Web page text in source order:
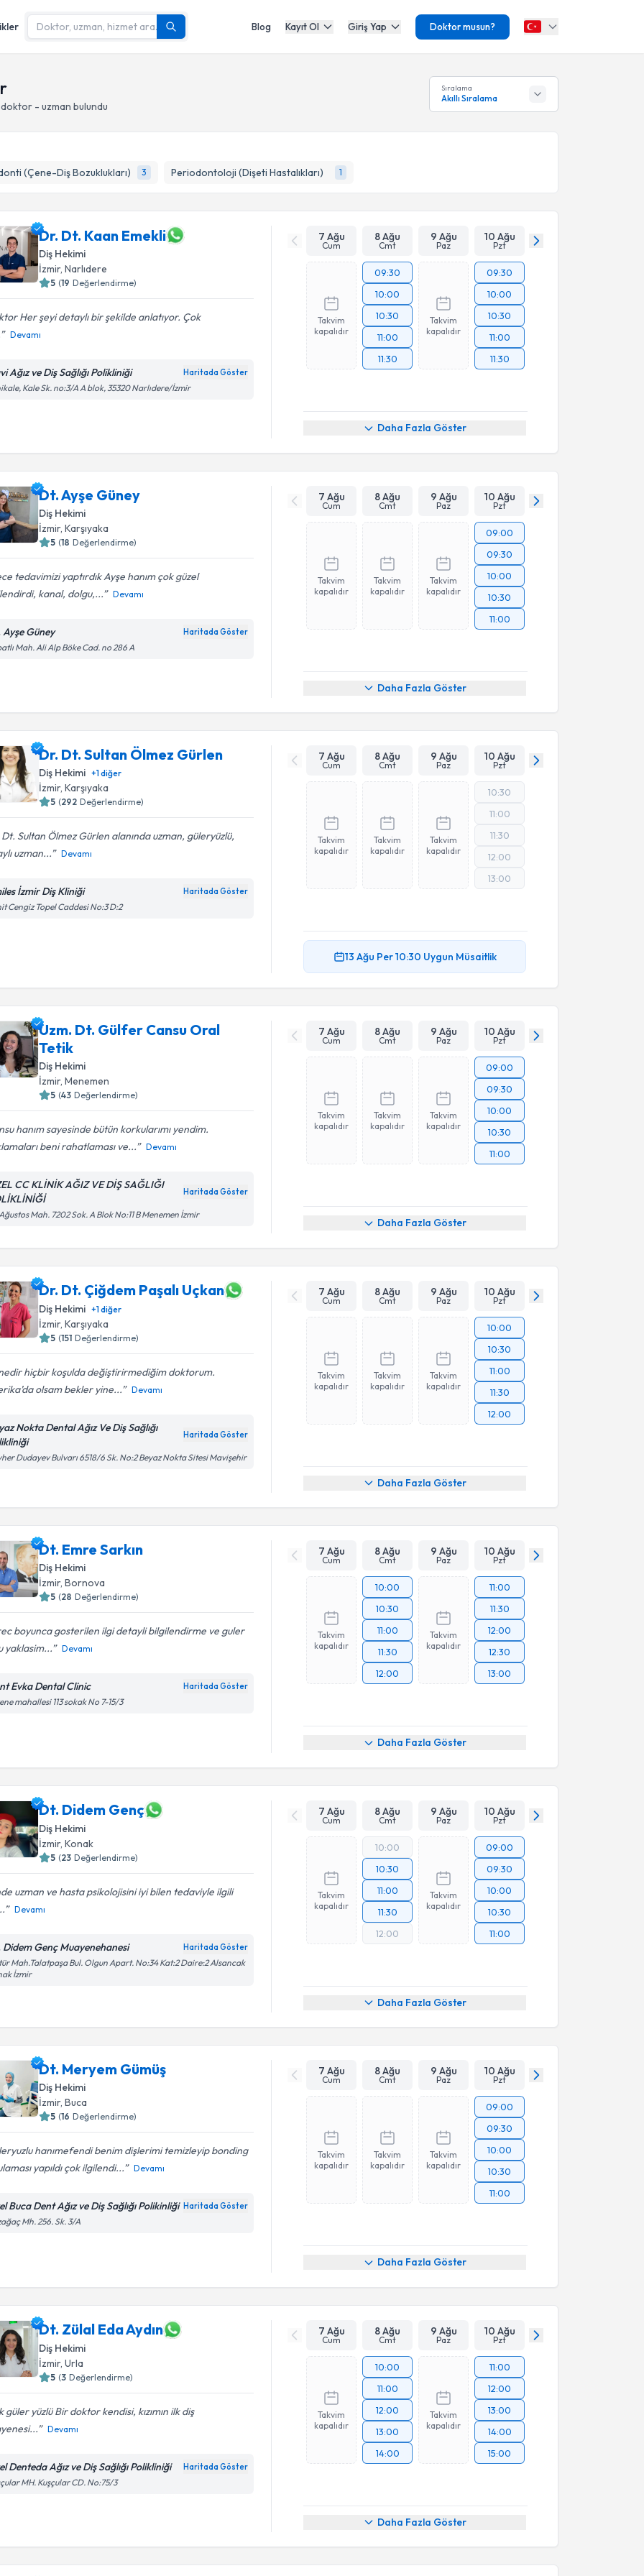
Blog Kayıt Ol Giriş Yap Doktor musun?
- uzman bulundu
Sıralama
Akıllı Sıralama
(Çene-Diş Bozuklukları) 3 Periodontoloji (Dişeti Hastalıkları) 1
Dr. Dt. Kaan Emekli
Diş Hekimi
İzmir, Narlıdere
5 (19 Değerlendirme)
Her şeyi detaylı bir şekilde anlatıyor. Çok
Devamı
Ağız ve Diş Sağlığı Polikliniği Haritada Göster
Kale Sk. no:3/A A blok, 35320 Narlıdere/İzmir
7 Ağu
Cum
8 Ağu
Cmt
9 Ağu
Paz
10 Ağu
Pzt
Takvim
kapalıdır
09:30
10:00
10:30
11:00
11:30
Takvim
kapalıdır
09:30
10:00
10:30
11:00
11:30
Daha Fazla Göster
Dt. Ayşe Güney
Diş Hekimi
İzmir, Karşıyaka
5 (18 Değerlendirme)
tedavimizi yaptırdık Ayşe hanım çok güzel
kanal, dolgu,...
Devamı
Ayşe Güney Haritada Göster
Mah. Ali Alp Böke Cad. no 286 A
7 Ağu
Cum
8 Ağu
Cmt
9 Ağu
Paz
10 Ağu
Pzt
Takvim
kapalıdır
Takvim
kapalıdır
Takvim
kapalıdır
09:00
09:30
10:00
10:30
11:00
Daha Fazla Göster
Dr. Dt. Sultan Ölmez Gürlen
Diş Hekimi +1diğer
İzmir, Karşıyaka
5 (292 Değerlendirme)
Sultan Ölmez Gürlen alanında uzman, güleryüzlü,
uzman...
Devamı
İzmir Diş Kliniği Haritada Göster
Cengiz Topel Caddesi No:3 D:2
7 Ağu
Cum
8 Ağu
Cmt
9 Ağu
Paz
10 Ağu
Pzt
Takvim
kapalıdır
Takvim
kapalıdır
Takvim
kapalıdır
10:30
11:00
11:30
12:00
13:00
13 Ağu Per10:30 Uygun Müsaitlik
Uzm. Dt. Gülfer Cansu Oral
Tetik
Diş Hekimi
İzmir, Menemen
5 (43 Değerlendirme)
hanım sayesinde bütün korkularımı yendim.
beni rahatlaması ve...
Devamı
CC KLİNİK AĞIZ VE DİŞ SAĞLIĞI
Haritada Göster
Mah. 7202 Sok. A Blok No:11 B Menemen İzmir
7 Ağu
Cum
8 Ağu
Cmt
9 Ağu
Paz
10 Ağu
Pzt
Takvim
kapalıdır
Takvim
kapalıdır
Takvim
kapalıdır
09:00
09:30
10:00
10:30
11:00
Daha Fazla Göster
Dr. Dt. Çiğdem Paşalı Uçkan
Diş Hekimi +1diğer
İzmir, Karşıyaka
5 (151 Değerlendirme)
hiçbir koşulda değiştirirmediğim doktorum.
olsam bekler yine...
Devamı
Nokta Dental Ağız Ve Diş Sağlığı
Haritada Göster
Dudayev Bulvarı 6518/6 Sk. No:2 Beyaz Nokta Sitesi Mavişehir
7 Ağu
Cum
8 Ağu
Cmt
9 Ağu
Paz
10 Ağu
Pzt
Takvim
kapalıdır
Takvim
kapalıdır
Takvim
kapalıdır
10:00
10:30
11:00
11:30
12:00
Daha Fazla Göster
Dt. Emre Sarkın
Diş Hekimi
İzmir, Bornova
5 (28 Değerlendirme)
boyunca gosterilen ilgi detayli bilgilendirme ve guler
yaklasim...
Devamı
Evka Dental Clinic Haritada Göster
mahallesi 113 sokak No 7-15/3
7 Ağu
Cum
8 Ağu
Cmt
9 Ağu
Paz
10 Ağu
Pzt
Takvim
kapalıdır
10:00
10:30
11:00
11:30
12:00
Takvim
kapalıdır
11:00
11:30
12:00
12:30
13:00
Daha Fazla Göster
Dt. Didem Genç
Diş Hekimi
İzmir, Konak
5 (23 Değerlendirme)
uzman ve hasta psikolojisini iyi bilen tedaviyle ilgili
Devamı
Didem Genç Muayenehanesi Haritada Göster
Mah.Talatpaşa Bul. Olgun Apart. No:34 Kat:2 Daire:2 Alsancak
İzmir
7 Ağu
Cum
8 Ağu
Cmt
9 Ağu
Paz
10 Ağu
Pzt
Takvim
kapalıdır
10:00
10:30
11:00
11:30
12:00
Takvim
kapalıdır
09:00
09:30
10:00
10:30
11:00
Daha Fazla Göster
Dt. Meryem Gümüş
Diş Hekimi
İzmir, Buca
5 (16 Değerlendirme)
hanımefendi benim dişlerimi temizleyip bonding
yapıldı çok ilgilendi...
Devamı
Buca Dent Ağız ve Diş Sağlığı Polikinliği Haritada Göster
Mh. 256. Sk. 3/A
7 Ağu
Cum
8 Ağu
Cmt
9 Ağu
Paz
10 Ağu
Pzt
Takvim
kapalıdır
Takvim
kapalıdır
Takvim
kapalıdır
09:00
09:30
10:00
10:30
11:00
Daha Fazla Göster
Dt. Zülal Eda Aydın
Diş Hekimi
İzmir, Urla
5 (3 Değerlendirme)
güler yüzlü Bir doktor kendisi, kızımın ilk diş
Devamı
Denteda Ağız ve Diş Sağlığı Polikliniği Haritada Göster
MH. Kuşçular CD. No:75/3
7 Ağu
Cum
8 Ağu
Cmt
9 Ağu
Paz
10 Ağu
Pzt
Takvim
kapalıdır
10:00
11:00
12:00
13:00
14:00
Takvim
kapalıdır
11:00
12:00
13:00
14:00
15:00
Daha Fazla Göster